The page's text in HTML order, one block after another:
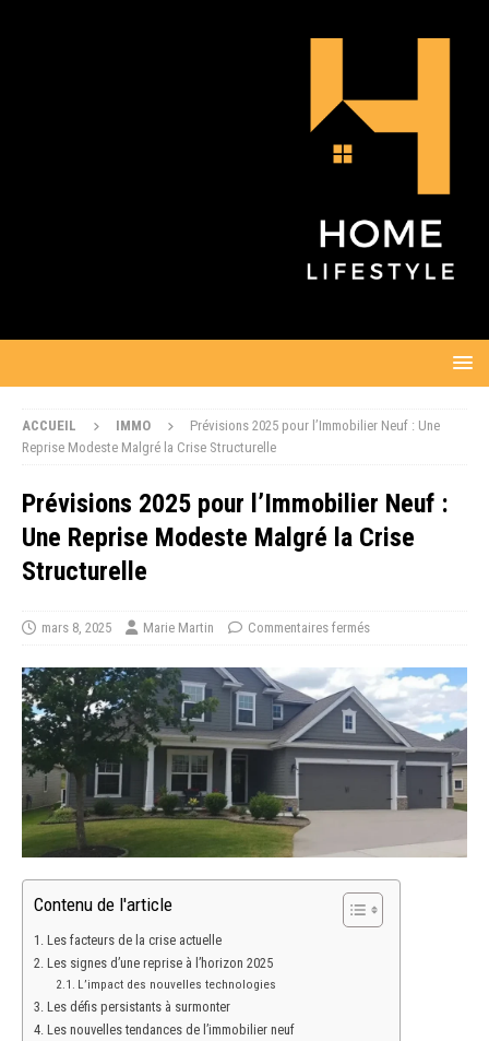
ACCUEIL IMMO
Prévisions 2025 pour l’Immobilier Neuf : Une
Reprise Modeste Malgré la Crise Structurelle
Prévisions 2025 pour l’Immobilier Neuf :
Une Reprise Modeste Malgré la Crise
Structurelle
mars 8, 2025 Marie Martin Commentaires fermés
Contenu de l'article
Les facteurs de la crise actuelle
Les signes d’une reprise à l’horizon 2025
L’impact des nouvelles technologies
Les défis persistants à surmonter
Les nouvelles tendances de l’immobilier neuf